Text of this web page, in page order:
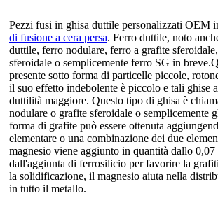
Pezzi fusi in ghisa duttile personalizzati OEM
di fusione a cera persa. Ferro duttile, noto
duttile, ferro nodulare, ferro a grafite
sferoidale o semplicemente ferro SG in breve.
presente sotto forma di particelle piccole,
il suo effetto indebolente è piccolo e tali ghise
duttilità maggiore. Questo tipo di ghisa è
nodulare o grafite sferoidale o semplicemente
forma di grafite può essere ottenuta
elementare o una combinazione dei due
magnesio viene aggiunto in quantità dallo
dall'aggiunta di ferrosilicio per favorire la
la solidificazione, il magnesio aiuta nella
in tutto il metallo.